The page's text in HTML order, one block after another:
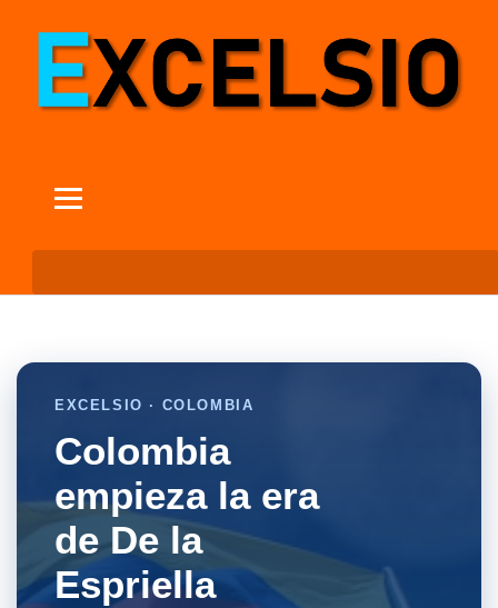
EXCELSIO · COLOMBIA
Colombia
empieza la era
de De la
Espriella